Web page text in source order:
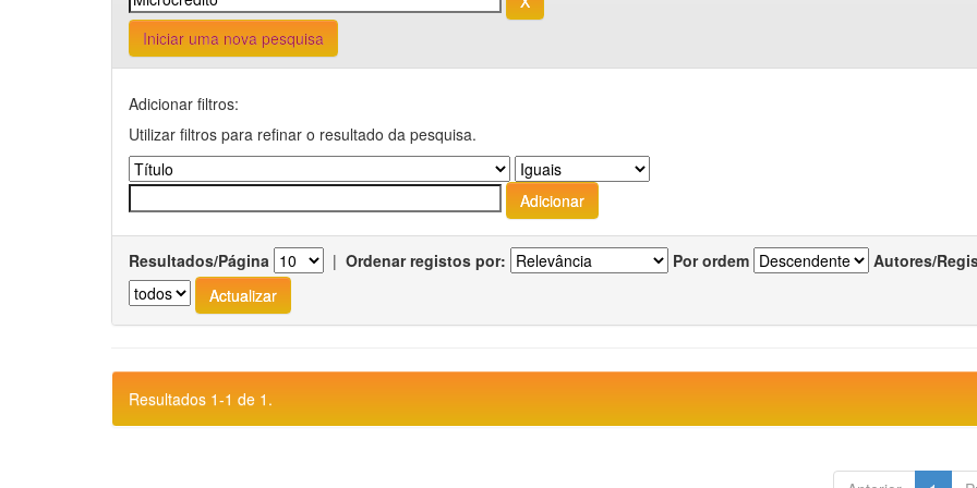
Iniciar uma nova pesquisa
Adicionar filtros:
Utilizar filtros para refinar o resultado da pesquisa.
Resultados/Página | Ordenar registos por: Por ordem Autores/
Resultados 1-1 de 1.